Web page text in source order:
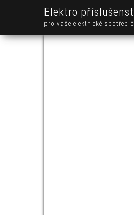
Elektro
pro vaše elektrické